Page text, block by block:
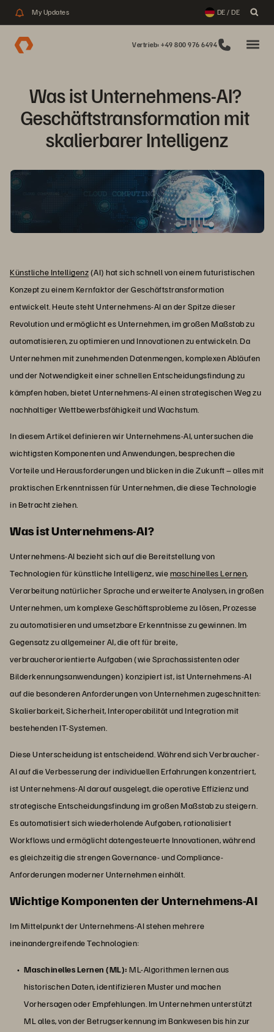
My Updates DE / DE
Vertrieb: +49 800 976 6494
Was ist Unternehmens-AI?
Geschäftstransformation mit
skalierbarer Intelligenz
Künstliche Intelligenz(AI) hat sich schnell von einem futuristischen
Konzept zu einem Kernfaktor der Geschäftstransformation
entwickelt. Heute steht Unternehmens-AI an der Spitze dieser
Revolution und ermöglicht es Unternehmen, im großen Maßstab zu
automatisieren, zu optimieren und Innovationen zu entwickeln. Da
Unternehmen mit zunehmenden Datenmengen, komplexen Abläufen
und der Notwendigkeit einer schnellen Entscheidungsfindung zu
kämpfen haben, bietet Unternehmens-AI einen strategischen Weg zu
nachhaltiger Wettbewerbsfähigkeit und Wachstum.
In diesem Artikel definieren wir Unternehmens-AI, untersuchen die
wichtigsten Komponenten und Anwendungen, besprechen die
Vorteile und Herausforderungen und blicken in die Zukunft – alles mit
praktischen Erkenntnissen für Unternehmen, die diese Technologie
in Betracht ziehen.
Was ist Unternehmens-AI?
Unternehmens-AI bezieht sich auf die Bereitstellung von
Technologien für künstliche Intelligenz, wiemaschinelles Lernen,
Verarbeitung natürlicher Sprache und erweiterte Analysen, in großen
Unternehmen, um komplexe Geschäftsprobleme zu lösen, Prozesse
zu automatisieren und umsetzbare Erkenntnisse zu gewinnen. Im
Gegensatz zu allgemeiner AI, die oft für breite,
verbraucherorientierte Aufgaben (wie Sprachassistenten oder
Bilderkennungsanwendungen) konzipiert ist, ist Unternehmens-AI
auf die besonderen Anforderungen von Unternehmen zugeschnitten:
Skalierbarkeit, Sicherheit, Interoperabilität und Integration mit
bestehenden IT-Systemen.
Diese Unterscheidung ist entscheidend. Während sich Verbraucher-
AI auf die Verbesserung der individuellen Erfahrungen konzentriert,
ist Unternehmens-AI darauf ausgelegt, die operative Effizienz und
strategische Entscheidungsfindung im großen Maßstab zu steigern.
Es automatisiert sich wiederholende Aufgaben, rationalisiert
Workflows und ermöglicht datengesteuerte Innovationen, während
es gleichzeitig die strengen Governance- und Compliance-
Anforderungen moderner Unternehmen einhält.
Wichtige Komponenten der Unternehmens-AI
Im Mittelpunkt der Unternehmens-AI stehen mehrere
ineinandergreifende Technologien:
Maschinelles Lernen (ML): ML-Algorithmen lernen aus
historischen Daten, identifizieren Muster und machen
Vorhersagen oder Empfehlungen. Im Unternehmen unterstützt
ML alles, von der Betrugserkennung im Bankwesen bis hin zur